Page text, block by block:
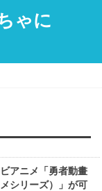
ゃに
アニメ「勇者動畫
シリーズ）」が可